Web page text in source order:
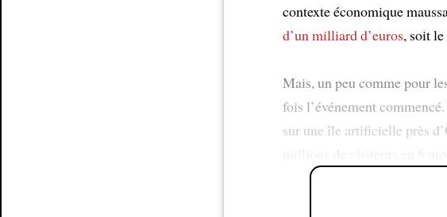
contexte économique
d’un milliard d’euros, soit
Mais, un peu comme pour
fois l’événement
sur une île artificielle près